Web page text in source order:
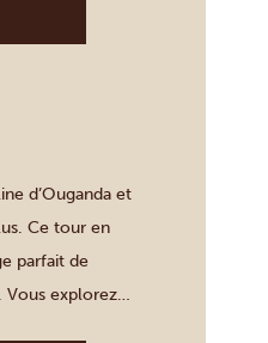
d’Ouganda et
Ce tour en
parfait de
Vous explorez